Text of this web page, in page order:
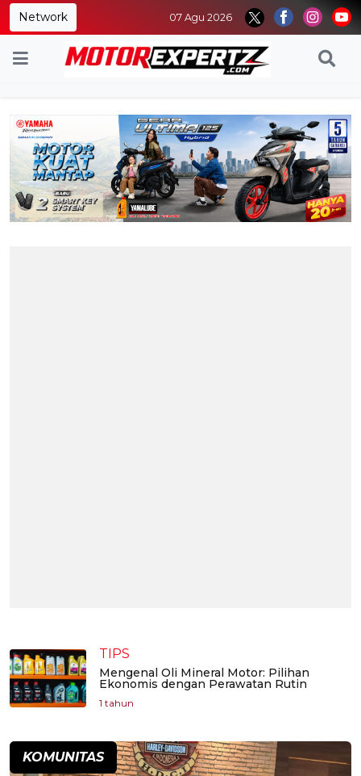
Network 07 Agu 2026
TIPS
Mengenal Oli Mineral Motor: Pilihan
Ekonomis dengan Perawatan Rutin
1 tahun
KOMUNITAS